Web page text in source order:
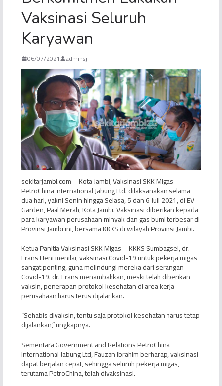
Vaksinasi Seluruh
Karyawan
06/07/2021 adminsj
sekitarjambi.com – Kota Jambi, Vaksinasi SKK Migas –
PetroChina International Jabung Ltd. dilaksanakan selama
dua hari, yakni Senin hingga Selasa, 5 dan 6 Juli 2021, di EV
Garden, Paal Merah, Kota Jambi. Vaksinasi diberikan kepada
para karyawan perusahaan minyak dan gas bumi terbesar di
Provinsi Jambi ini, bersama KKKS di wilayah Provinsi Jambi.
Ketua Panitia Vaksinasi SKK Migas – KKKS Sumbagsel, dr.
Frans Heni menilai, vaksinasi Covid-19 untuk pekerja migas
sangat penting, guna melindungi mereka dari serangan
Covid-19. dr. Frans menambahkan, meski telah diberikan
vaksin, penerapan protokol kesehatan di area kerja
perusahaan harus terus dijalankan.
“Sehabis divaksin, tentu saja protokol kesehatan harus tetap
dijalankan,” ungkapnya.
Sementara Government and Relations PetroChina
International Jabung Ltd, Fauzan Ibrahim berharap, vaksinasi
dapat berjalan cepat, sehingga seluruh pekerja migas,
terutama PetroChina, telah divaksinasi.